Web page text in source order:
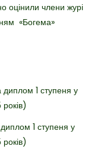
оцінили члени журі
«Богема»
1 ступеня у
років)
1 ступеня у
років)